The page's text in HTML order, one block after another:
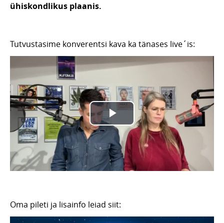
ühiskondlikus plaanis.
Tutvustasime konverentsi kava ka tänases live´is:
Oma pileti ja lisainfo leiad siit: